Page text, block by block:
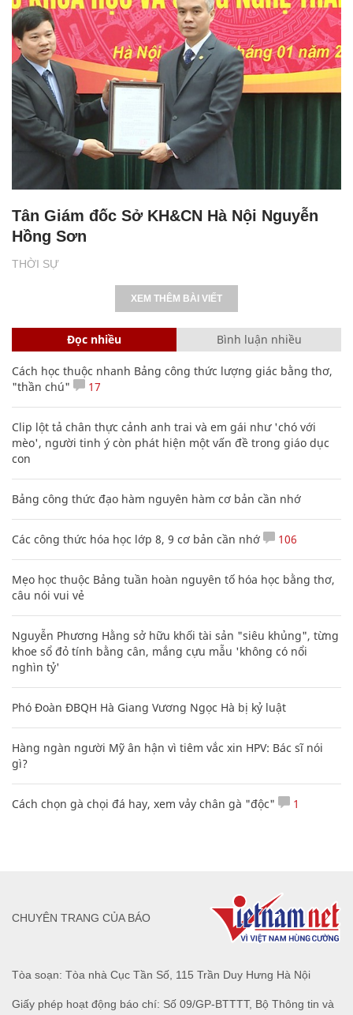
THỜI SỰ
Tân Giám đốc Sở KH&CN Hà Nội Nguyễn
Hồng Sơn
XEM THÊM BÀI VIẾT
Đọc nhiều Bình luận nhiều
Cách học thuộc nhanh Bảng công thức lượng giác bằng thơ,
"thần chú"
17
Clip lột tả chân thực cảnh anh trai và em gái như 'chó với
mèo', người tinh ý còn phát hiện một vấn đề trong giáo dục
con
Bảng công thức đạo hàm nguyên hàm cơ bản cần nhớ
Các công thức hóa học lớp 8, 9 cơ bản cần nhớ 106
Mẹo học thuộc Bảng tuần hoàn nguyên tố hóa học bằng thơ,
câu nói vui vẻ
Nguyễn Phương Hằng sở hữu khối tài sản "siêu khủng", từng
khoe sổ đỏ tính bằng cân, mắng cựu mẫu 'không có nổi
nghìn tỷ'
Phó Đoàn ĐBQH Hà Giang Vương Ngọc Hà bị kỷ luật
Hàng ngàn người Mỹ ân hận vì tiêm vắc xin HPV: Bác sĩ nói
gì?
Cách chọn gà chọi đá hay, xem vảy chân gà "độc" 1
Tòa soạn: Tòa nhà Cục Tần Số, 115 Trần Duy Hưng Hà Nội
Giấy phép hoạt động báo chí: Số 09/GP-BTTTT, Bộ Thông tin và
CHUYÊN TRANG CỦA BÁO